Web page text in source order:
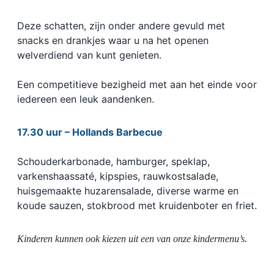
Deze schatten, zijn onder andere gevuld met
snacks en drankjes waar u na het openen
welverdiend van kunt genieten.
Een competitieve bezigheid met aan het einde voor
iedereen een leuk aandenken.
17.30 uur – Hollands Barbecue
Schouderkarbonade, hamburger, speklap,
varkenshaassaté, kipspies, rauwkostsalade,
huisgemaakte huzarensalade, diverse warme en
koude sauzen, stokbrood met kruidenboter en friet.
Kinderen kunnen ook kiezen uit een van onze kindermenu’s.